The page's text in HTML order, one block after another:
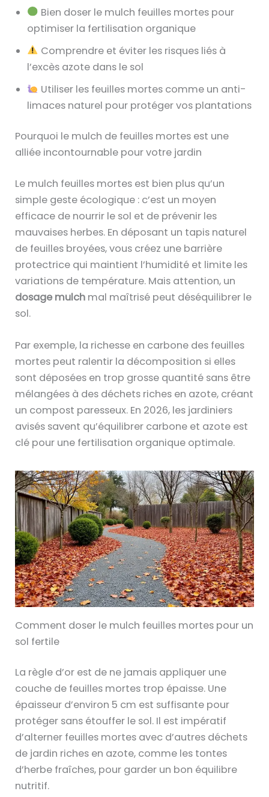
Bien doser le mulch feuilles mortes pour
optimiser la fertilisation organique
Comprendre et éviter les risques liés à
l’excès azote dans le sol
Utiliser les feuilles mortes comme un anti-
limaces naturel pour protéger vos plantations
Pourquoi le mulch de feuilles mortes est une
alliée incontournable pour votre jardin
Le mulch feuilles mortes est bien plus qu’un
simple geste écologique : c’est un moyen
efficace de nourrir le sol et de prévenir les
mauvaises herbes. En déposant un tapis naturel
de feuilles broyées, vous créez une barrière
protectrice qui maintient l’humidité et limite les
variations de température. Mais attention, un
dosage mulch mal maîtrisé peut déséquilibrer le
sol.
Par exemple, la richesse en carbone des feuilles
mortes peut ralentir la décomposition si elles
sont déposées en trop grosse quantité sans être
mélangées à des déchets riches en azote, créant
un compost paresseux. En 2026, les jardiniers
avisés savent qu’équilibrer carbone et azote est
clé pour une fertilisation organique optimale.
Comment doser le mulch feuilles mortes pour un
sol fertile
La règle d’or est de ne jamais appliquer une
couche de feuilles mortes trop épaisse. Une
épaisseur d’environ 5 cm est suffisante pour
protéger sans étouffer le sol. Il est impératif
d’alterner feuilles mortes avec d’autres déchets
de jardin riches en azote, comme les tontes
d’herbe fraîches, pour garder un bon équilibre
nutritif.